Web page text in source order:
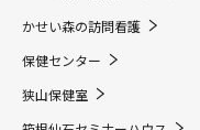
かせい森の訪問看護
保健センター
狭山保健室